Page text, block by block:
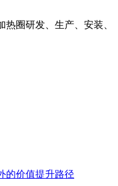
热圈研发、生产、安装、